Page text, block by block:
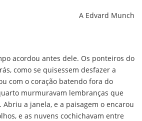
A Edvard Munch
acordou antes dele. Os ponteiros do
como se quisessem desfazer a
com o coração batendo fora do
murmuravam lembranças que
a janela, e a paisagem o encarou
e as nuvens cochichavam entre